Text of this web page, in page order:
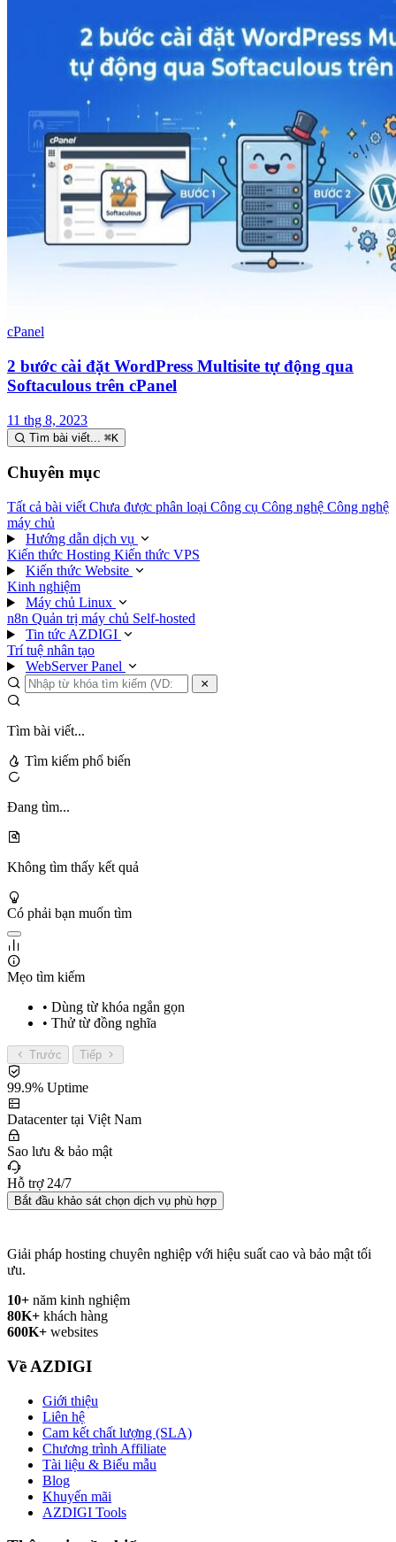
cPanel
2 bước cài đặt WordPress Multisite tự động qua
Softaculous trên cPanel
11 thg 8, 2023
Tìm bài viết... ⌘K
Chuyên mục
Tất cả bài viết Chưa được phân loại Công cụ Công nghệ Công nghệ
máy chủ
Hướng dẫn dịch vụ
Kiến thức Hosting Kiến thức VPS
Kiến thức Website
Kinh nghiệm
Máy chủ Linux
n8n Quản trị máy chủ Self-hosted
Tin tức AZDIGI
Trí tuệ nhân tạo
WebServer Panel
Tìm bài viết...
Tìm kiếm phổ biến
Đang tìm...
Không tìm thấy kết quả
Có phải bạn muốn tìm
Mẹo tìm kiếm
• Dùng từ khóa ngắn gọn
• Thử từ đồng nghĩa
Trước Tiếp
99.9% Uptime
Datacenter tại Việt Nam
Sao lưu & bảo mật
Hỗ trợ 24/7
Bắt đầu khảo sát chọn dịch vụ phù hợp
Giải pháp hosting chuyên nghiệp với hiệu suất cao và bảo mật tối
ưu.
10+ năm kinh nghiệm
80K+ khách hàng
600K+ websites
Về AZDIGI
Giới thiệu
Liên hệ
Cam kết chất lượng (SLA)
Chương trình Affiliate
Tài liệu & Biểu mẫu
Blog
Khuyến mãi
AZDIGI Tools